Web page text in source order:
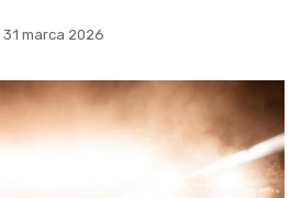
31 marca 2026